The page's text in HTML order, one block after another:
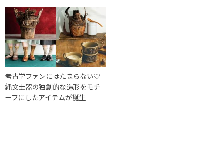
考古学ファンにはたまらない♡
縄文土器の独創的な造形をモチ
ーフにしたアイテムが誕生